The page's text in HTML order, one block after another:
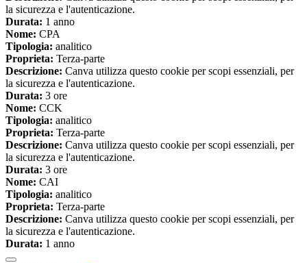
la sicurezza e l'autenticazione.
Durata: 1 anno
Nome: CPA
Tipologia: analitico
Proprieta: Terza-parte
Descrizione: Canva utilizza questo cookie per scopi essenziali, per
la sicurezza e l'autenticazione.
Durata: 3 ore
Nome: CCK
Tipologia: analitico
Proprieta: Terza-parte
Descrizione: Canva utilizza questo cookie per scopi essenziali, per
la sicurezza e l'autenticazione.
Durata: 3 ore
Nome: CAI
Tipologia: analitico
Proprieta: Terza-parte
Descrizione: Canva utilizza questo cookie per scopi essenziali, per
la sicurezza e l'autenticazione.
Durata: 1 anno